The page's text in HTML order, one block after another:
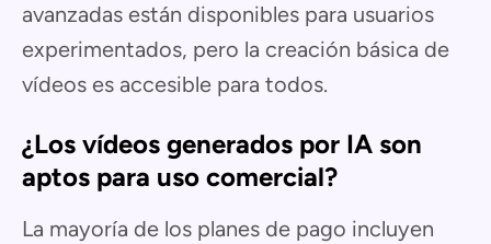
avanzadas están disponibles para usuarios
experimentados, pero la creación básica de
vídeos es accesible para todos.
¿Los vídeos generados por IA son
aptos para uso comercial?
La mayoría de los planes de pago incluyen